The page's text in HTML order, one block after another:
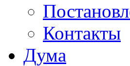
Контакты
Дума